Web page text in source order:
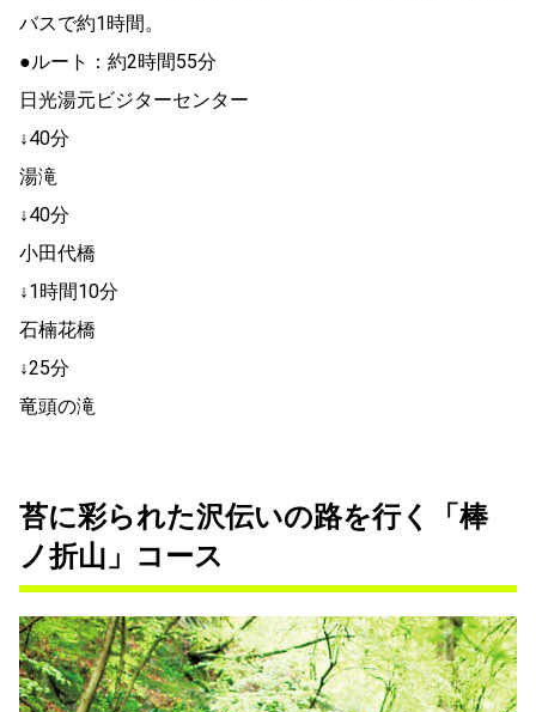
バスで約1時間。
●ルート：約2時間55分
日光湯元ビジターセンター
↓40分
湯滝
↓40分
小田代橋
↓1時間10分
石楠花橋
↓25分
竜頭の滝
苔に彩られた沢伝いの路を行く「棒
ノ折山」コース